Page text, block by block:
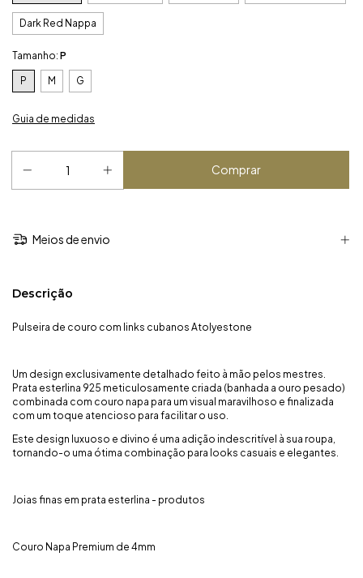
Dark Red Nappa
Tamanho: P
P M G
Guia de medidas
Meios de envio
Descrição
Pulseira de couro com links cubanos Atolyestone
Um design exclusivamente detalhado feito à mão pelos mestres.
Prata esterlina 925 meticulosamente criada (banhada a ouro pesado)
combinada com couro napa para um visual maravilhoso e finalizada
com um toque atencioso para facilitar o uso.
Este design luxuoso e divino é uma adição indescritível à sua roupa,
tornando-o uma ótima combinação para looks casuais e elegantes.
Joias finas em prata esterlina - produtos
Couro Napa Premium de 4mm